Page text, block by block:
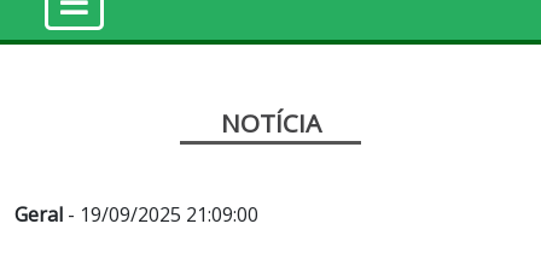
NOTÍCIA
Geral - 19/09/2025 21:09:00